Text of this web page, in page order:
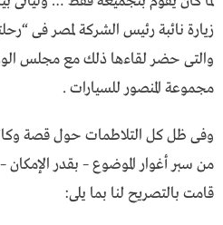
زيارة نائبة رئيس الشركة لمصر فى
والتى حضر لقاءها ذلك مع مجلس
مجموعة المنصور للسيارات .
من سبر أغوار الموضوع – بقدر
قامت بالتصريح لنا بما يلى: